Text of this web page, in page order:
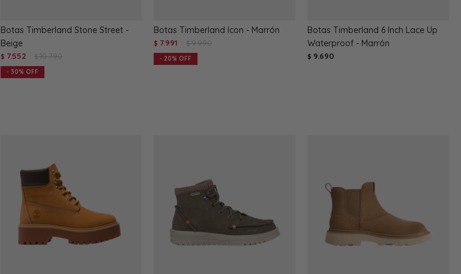
Botas Timberland Stone Street -
Beige
$ 7.552 $ 10.790
30
Botas Timberland Icon - Marrón
$ 7.991 $ 9.990
20
Botas Timberland 6 Inch Lace Up
Waterproof - Marrón
$ 9.690